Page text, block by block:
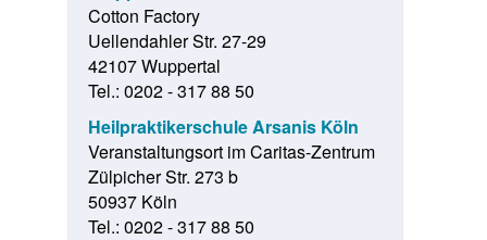
Cotton Factory
Uellendahler Str. 27-29
42107 Wuppertal
Tel.: 0202 - 317 88 50
Heilpraktikerschule Arsanis Köln
Veranstaltungsort im Caritas-Zentrum
Zülpicher Str. 273 b
50937 Köln
Tel.: 0202 - 317 88 50